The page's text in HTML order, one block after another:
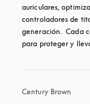
auriculares,
controladores de
generación.  Cada
para proteger y
Century Brown